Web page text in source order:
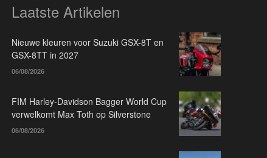
Laatste Artikelen
Nieuwe kleuren voor Suzuki GSX-8T en
GSX-8TT in 2027
06/08/2026
FIM Harley-Davidson Bagger World Cup
verwelkomt Max Toth op Silverstone
06/08/2026